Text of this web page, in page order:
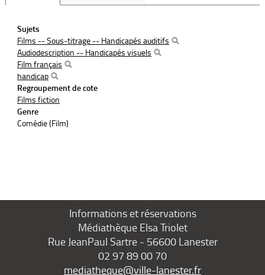
Sujets
Films -- Sous-titrage -- Handicapés auditifs
Audiodescription -- Handicapés visuels
Film français
handicap
Regroupement de cote
Films fiction
Genre
Comédie (Film)
Informations et réservations
Médiathèque Elsa Triolet
Rue JeanPaul Sartre - 56600 Lanester
02 97 89 00 70
mediatheque@ville-lanester.fr